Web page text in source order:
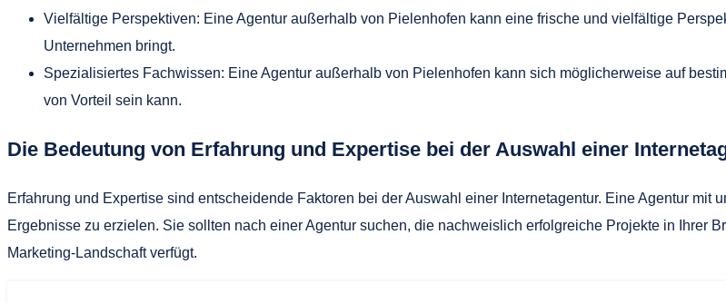
Vielfältige Perspektiven: Eine Agentur außerhalb von Pielenhofen kann eine frische und vielfältige
Unternehmen bringt.
Spezialisiertes Fachwissen: Eine Agentur außerhalb von Pielenhofen kann sich möglicherweise auf
von Vorteil sein kann.
Die Bedeutung von Erfahrung und Expertise bei der Auswahl einer
Erfahrung und Expertise sind entscheidende Faktoren bei der Auswahl einer Internetagentur. Eine Agentur
Ergebnisse zu erzielen. Sie sollten nach einer Agentur suchen, die nachweislich erfolgreiche Projekte in Ihrer
Marketing-Landschaft verfügt.